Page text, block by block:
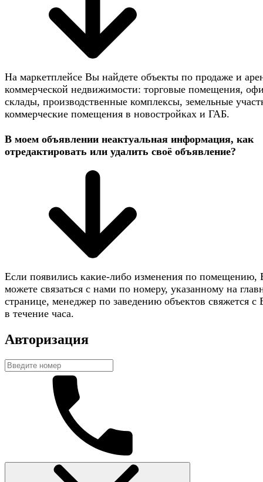
На маркетплейсе Вы найдете объекты по продаже и
коммерческой недвижимости: торговые помещения,
склады, производственные комплексы, земельные
коммерческие помещения в новостройках и ГАБ.
В моем объявлении неактуальная информация, как
отредактировать или удалить своё объявление?
Если появились какие-либо изменения по помещению,
можете связаться с нами по номеру, указанному на
странице, менеджер по заведению объектов свяжется с
в течение часа.
Авторизация